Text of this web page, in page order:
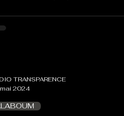
TRANSPARENCE
2024